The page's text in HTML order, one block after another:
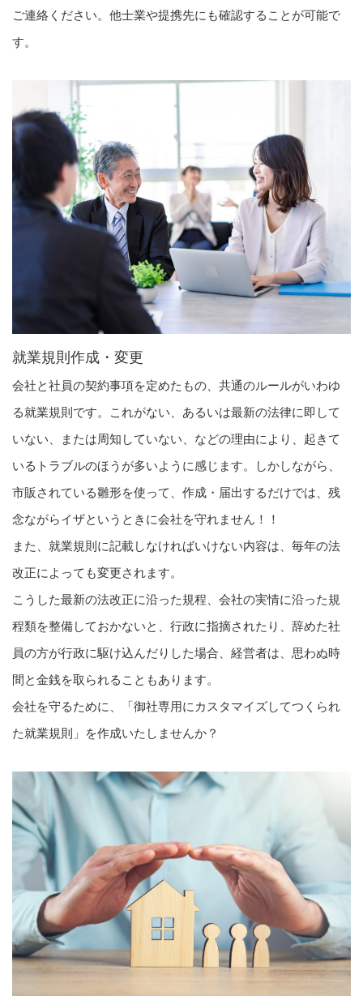
ご連絡ください。他士業や提携先にも確認することが可能で
す。
就業規則作成・変更
会社と社員の契約事項を定めたもの、共通のルールがいわゆ
る就業規則です。これがない、あるいは最新の法律に即して
いない、または周知していない、などの理由により、起きて
いるトラブルのほうが多いように感じます。しかしながら、
市販されている雛形を使って、作成・届出するだけでは、残
念ながらイザというときに会社を守れません！！
また、就業規則に記載しなければいけない内容は、毎年の法
改正によっても変更されます。
こうした最新の法改正に沿った規程、会社の実情に沿った規
程類を整備しておかないと、行政に指摘されたり、辞めた社
員の方が行政に駆け込んだりした場合、経営者は、思わぬ時
間と金銭を取られることもあります。
会社を守るために、「御社専用にカスタマイズしてつくられ
た就業規則」を作成いたしませんか？